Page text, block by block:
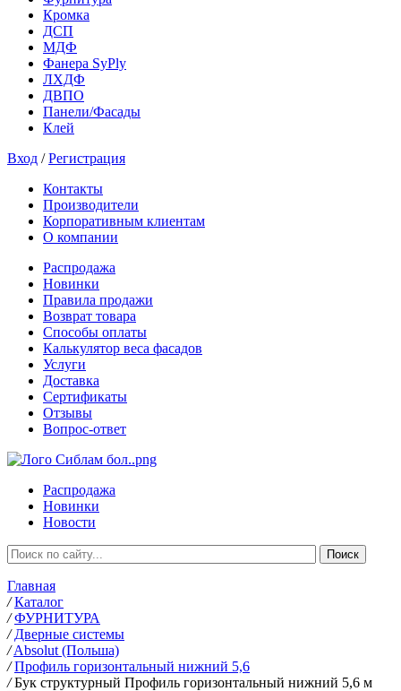
Кромка
ДСП
МДФ
Фанера SyPly
ЛХДФ
ДВПО
Панели/Фасады
Клей
Вход /Регистрация
Контакты
Производители
Корпоративным клиентам
О компании
Распродажа
Новинки
Правила продажи
Возврат товара
Способы оплаты
Калькулятор веса фасадов
Услуги
Доставка
Сертификаты
Отзывы
Вопрос-ответ
Распродажа
Новинки
Новости
Главная
/ Каталог
/ ФУРНИТУРА
/ Дверные системы
/ Absolut (Польша)
/ Профиль горизонтальный нижний 5,6
/ Бук структурный Профиль горизонтальный нижний 5,6 м